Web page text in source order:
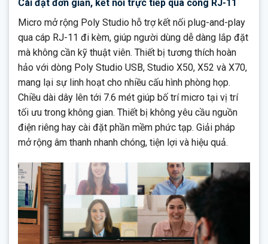
Cài đặt đơn giản, kết nối trực tiếp qua cổng RJ-11
Micro mở rộng Poly Studio hỗ trợ kết nối plug-and-play
qua cáp RJ-11 đi kèm, giúp người dùng dễ dàng lắp đặt
mà không cần kỹ thuật viên. Thiết bị tương thích hoàn
hảo với dòng Poly Studio USB, Studio X50, X52 và X70,
mang lại sự linh hoạt cho nhiều cấu hình phòng họp.
Chiều dài dây lên tới 7.6 mét giúp bố trí micro tại vị trí
tối ưu trong không gian. Thiết bị không yêu cầu nguồn
điện riêng hay cài đặt phần mềm phức tạp. Giải pháp
mở rộng âm thanh nhanh chóng, tiện lợi và hiệu quả.